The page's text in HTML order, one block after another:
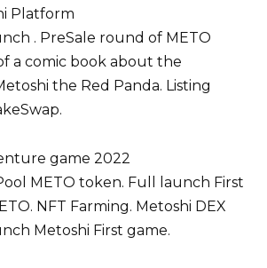
Platform
. PreSale round of METO
a comic book about the
the Red Panda. Listing
game 2022
METO token. Full launch First
NFT Farming. Metoshi DEX
Metoshi First game.